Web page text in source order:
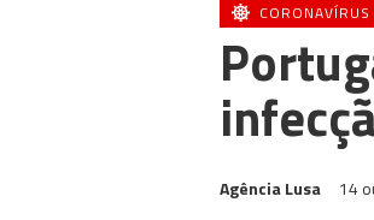
CORONAVÍRUS
Agência Lusa 14